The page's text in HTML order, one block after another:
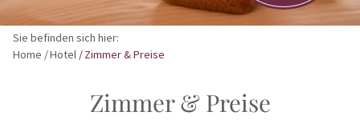
Sie befinden sich hier:
Home
Hotel Zimmer & Preise
Zimmer & Preise